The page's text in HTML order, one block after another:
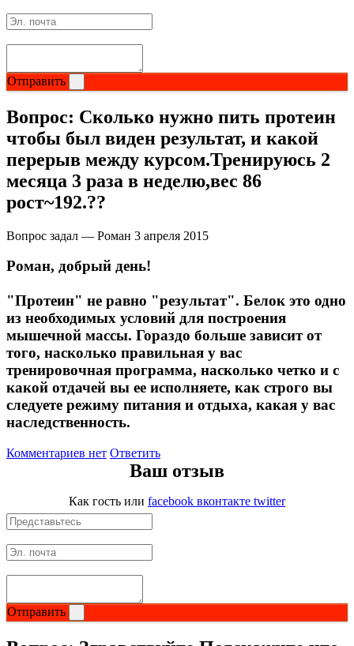
Отправить
Вопрос: Сколько нужно пить протеин
чтобы был виден результат, и какой
перерыв между курсом.Тренируюсь 2
месяца 3 раза в неделю,вес 86
рост~192.??
Вопрос задал — Роман 3 апреля 2015
Роман, добрый день!
"Протеин" не равно "результат". Белок это одно
из необходимых условий для построения
мышечной массы. Гораздо больше зависит от
того, насколько правильная у вас
тренировочная программа, насколько четко и с
какой отдачей вы ее исполняете, как строго вы
следуете режиму питания и отдыха, какая у вас
наследственность.
Комментариев нет Ответить
Ваш отзыв
Как гость или facebook вконтакте twitter
Отправить